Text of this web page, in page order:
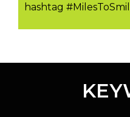
hashtag